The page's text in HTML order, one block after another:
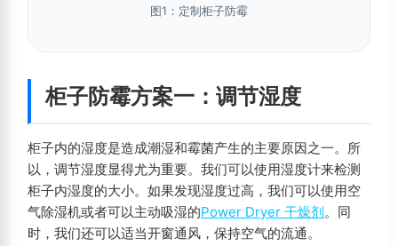
图1：定制柜子防霉
柜子防霉方案一：调节湿度
柜子内的湿度是造成潮湿和霉菌产生的主要原因之一。所
以，调节湿度显得尤为重要。我们可以使用湿度计来检测
柜子内湿度的大小。如果发现湿度过高，我们可以使用空
气除湿机或者可以主动吸湿的Power Dryer 干燥剂 。同
时，我们还可以适当开窗通风，保持空气的流通。